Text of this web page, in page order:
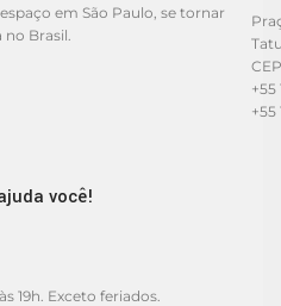
em São Paulo, se tornar
Brasil.
+55
+55
você!
19h. Exceto feriados.